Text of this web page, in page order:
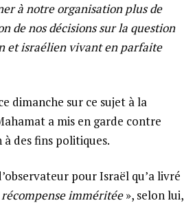
à notre organisation plus de
de nos décisions sur la question
et israélien vivant en parfaite
dimanche sur ce sujet à la
a mis en garde contre
des fins politiques.
pour Israël qu’a livré
récompense imméritée», selon lui,